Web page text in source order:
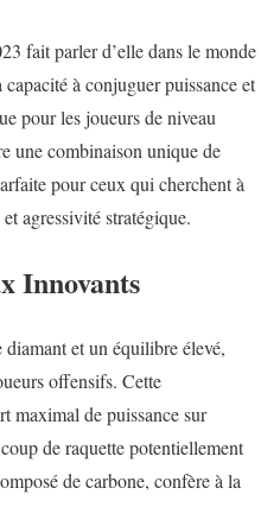
fait parler d’elle dans le monde
à conjuguer puissance et
pour les joueurs de niveau
une combinaison unique de
pour ceux qui cherchent à
agressivité stratégique.
Innovants
et un équilibre élevé,
offensifs. Cette
maximal de puissance sur
de raquette potentiellement
de carbone, confère à la